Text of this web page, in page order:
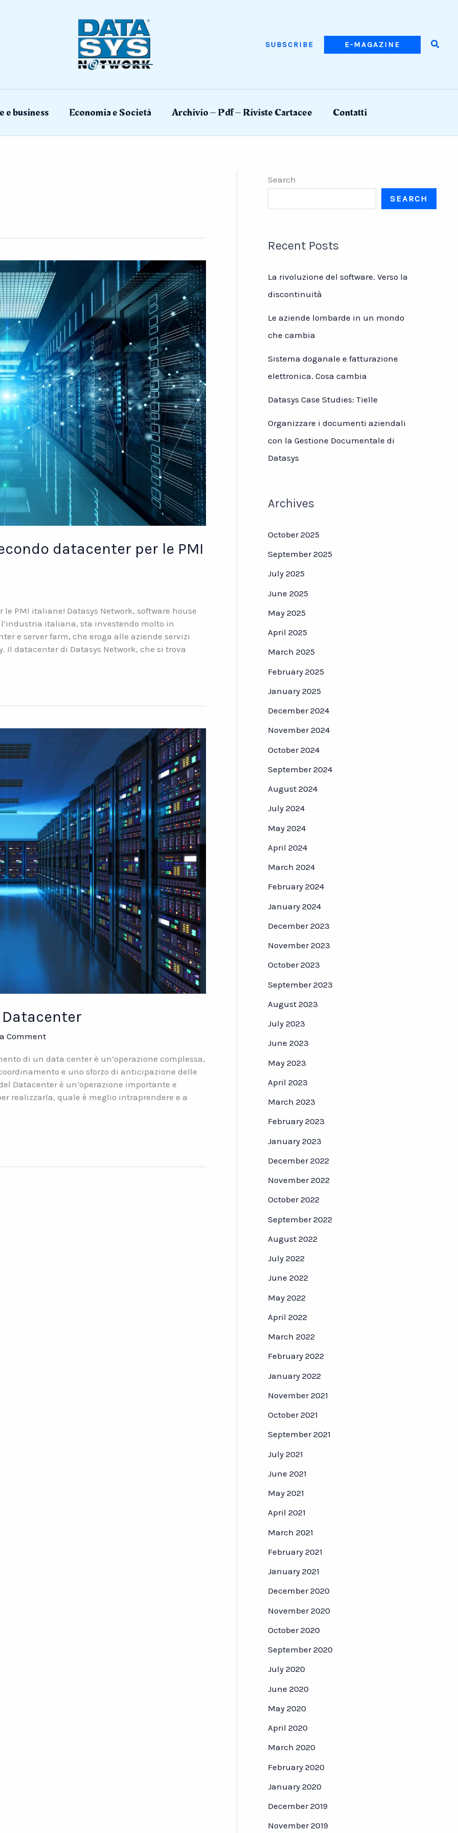
SUBSCRIBE E-MAGAZINE
e business Economia e Società Archivio – Pdf – Riviste Cartacee Contatti
datacenter per le PMI
PMI italiane! Datasys Network, software house
italiana, sta investendo molto in
e server farm, che eroga alle aziende servizi
Il datacenter di Datasys Network, che si trova
Comment
di un data center è un’operazione complessa,
e uno sforzo di anticipazione delle
Datacenter è un’operazione importante e
realizzarla, quale è meglio intraprendere e a
Search
SEARCH
Recent Posts
La rivoluzione del software. Verso la
discontinuità
Le aziende lombarde in un mondo
che cambia
Sistema doganale e fatturazione
elettronica. Cosa cambia
Datasys Case Studies: Tielle
Organizzare i documenti aziendali
con la Gestione Documentale di
Datasys
Archives
October 2025
September 2025
July 2025
June 2025
May 2025
April 2025
March 2025
February 2025
January 2025
December 2024
November 2024
October 2024
September 2024
August 2024
July 2024
May 2024
April 2024
March 2024
February 2024
January 2024
December 2023
November 2023
October 2023
September 2023
August 2023
July 2023
June 2023
May 2023
April 2023
March 2023
February 2023
January 2023
December 2022
November 2022
October 2022
September 2022
August 2022
July 2022
June 2022
May 2022
April 2022
March 2022
February 2022
January 2022
November 2021
October 2021
September 2021
July 2021
June 2021
May 2021
April 2021
March 2021
February 2021
January 2021
December 2020
November 2020
October 2020
September 2020
July 2020
June 2020
May 2020
April 2020
March 2020
February 2020
January 2020
December 2019
November 2019